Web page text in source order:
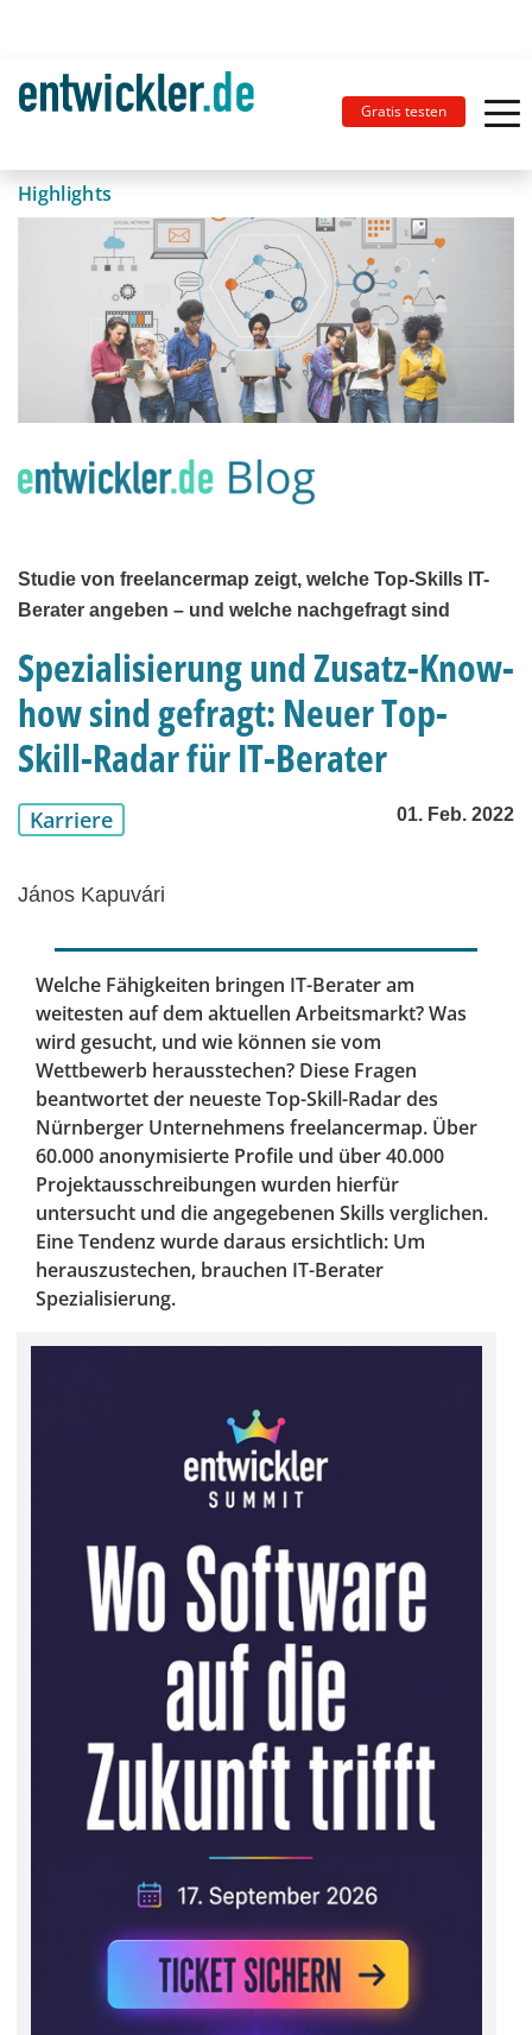
Gratis testen
Highlights
Studie von freelancermap zeigt, welche Top-Skills IT-
Berater angeben – und welche nachgefragt sind
Spezialisierung und Zusatz-Know-
how sind gefragt: Neuer Top-
Skill-Radar für IT-Berater
Karriere 01. Feb. 2022
János Kapuvári
Welche Fähigkeiten bringen IT-Berater am
weitesten auf dem aktuellen Arbeitsmarkt? Was
wird gesucht, und wie können sie vom
Wettbewerb herausstechen? Diese Fragen
beantwortet der neueste Top-Skill-Radar des
Nürnberger Unternehmens freelancermap. Über
60.000 anonymisierte Profile und über 40.000
Projektausschreibungen wurden hierfür
untersucht und die angegebenen Skills verglichen.
Eine Tendenz wurde daraus ersichtlich: Um
herauszustechen, brauchen IT-Berater
Spezialisierung.